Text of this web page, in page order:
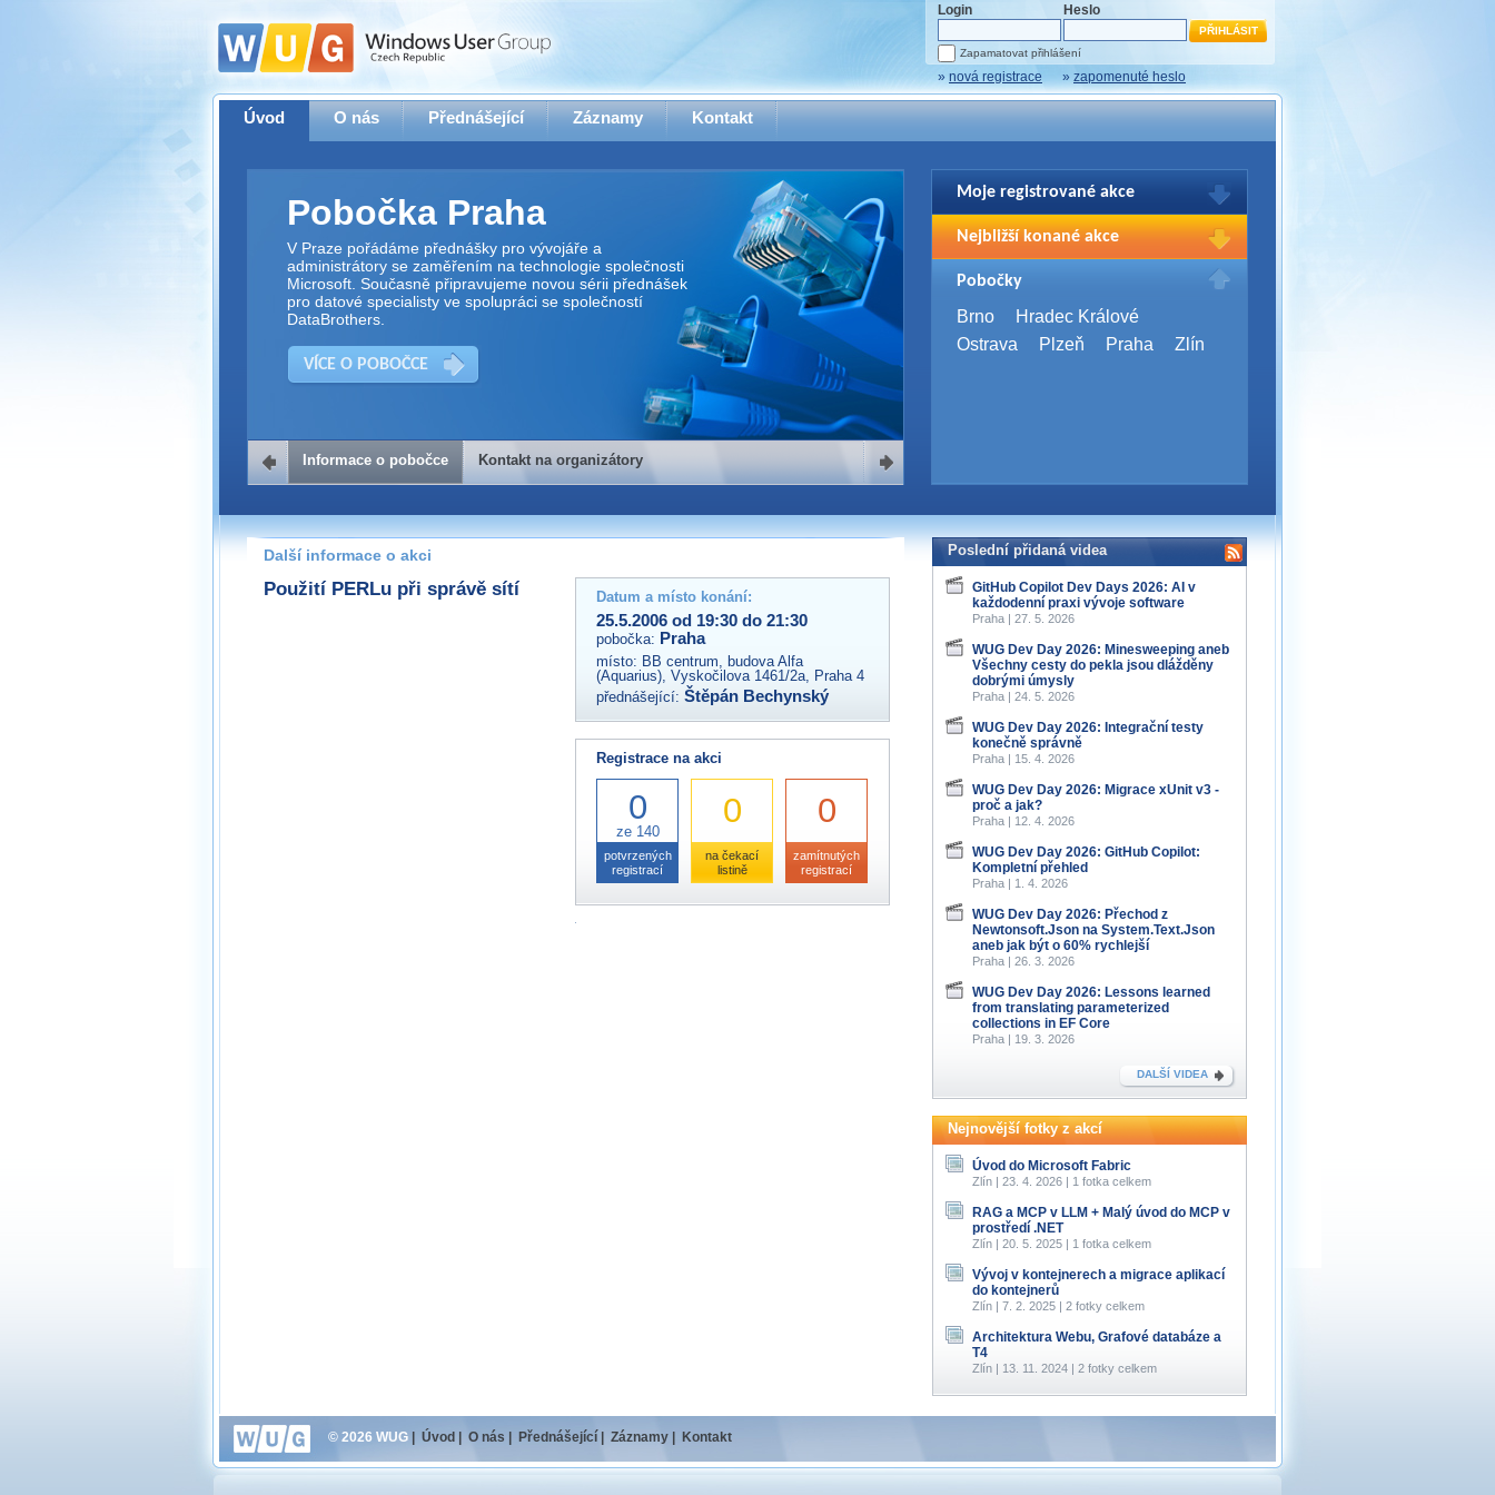
Login Heslo
Zapamatovat přihlášení
» nová registrace » zapomenuté heslo
Úvod O nás Přednášející Záznamy Kontakt
Pobočka Praha
V Praze pořádáme přednášky pro vývojáře a
administrátory se zaměřením na technologie společnosti
Microsoft. Současně připravujeme novou sérii přednášek
pro datové specialisty ve spolupráci se společností
DataBrothers.
VÍCE O POBOČCE
Kontakt na organizátory
Pokud máte jakýkoliv dotaz na organizátory této akce,
prosím neváhejte nás kontaktovat na e-mailu:
praha@wug.cz
Informace o pobočce Kontakt na organizátory
Moje registrované akce
Pro zobrazení Vašich registrací na akce
se prosím přihlašte.
Nejbližší konané akce
WUG Days 2026
4. 9. 2026,Brno
SQL Server Bootcamp 2026
Pobočky
Brno
Hradec Králové
Ostrava
Plzeň Praha Zlín
Další informace o akci
Použití PERLu při správě sítí Datum a místo konání:
25.5.2006 od 19:30 do 21:30
pobočka: Praha
místo: BB centrum, budova Alfa
(Aquarius), Vyskočilova 1461/2a, Praha 4
přednášející: Štěpán Bechynský
Registrace na akci
0
ze 140
potvrzených
registrací
0
na čekací
listině
0
zamítnutých
registrací
Poslední přidaná videa
GitHub Copilot Dev Days 2026: AI v
každodenní praxi vývoje software
Praha | 27. 5. 2026
WUG Dev Day 2026: Minesweeping aneb
Všechny cesty do pekla jsou dlážděny
dobrými úmysly
Praha | 24. 5. 2026
WUG Dev Day 2026: Integrační testy
konečně správně
Praha | 15. 4. 2026
WUG Dev Day 2026: Migrace xUnit v3 -
proč a jak?
Praha | 12. 4. 2026
WUG Dev Day 2026: GitHub Copilot:
Kompletní přehled
Praha | 1. 4. 2026
WUG Dev Day 2026: Přechod z
Newtonsoft.Json na System.Text.Json
aneb jak být o 60% rychlejší
Praha | 26. 3. 2026
WUG Dev Day 2026: Lessons learned
from translating parameterized
collections in EF Core
Praha | 19. 3. 2026
DALŠÍ VIDEA
Nejnovější fotky z akcí
Úvod do Microsoft Fabric
Zlín | 23. 4. 2026 | 1 fotka celkem
RAG a MCP v LLM + Malý úvod do MCP v
prostředí .NET
Zlín | 20. 5. 2025 | 1 fotka celkem
Vývoj v kontejnerech a migrace aplikací
do kontejnerů
Zlín | 7. 2. 2025 | 2 fotky celkem
Architektura Webu, Grafové databáze a
T4
Zlín | 13. 11. 2024 | 2 fotky celkem
© 2026 WUG Úvod O nás Přednášející Záznamy Kontakt